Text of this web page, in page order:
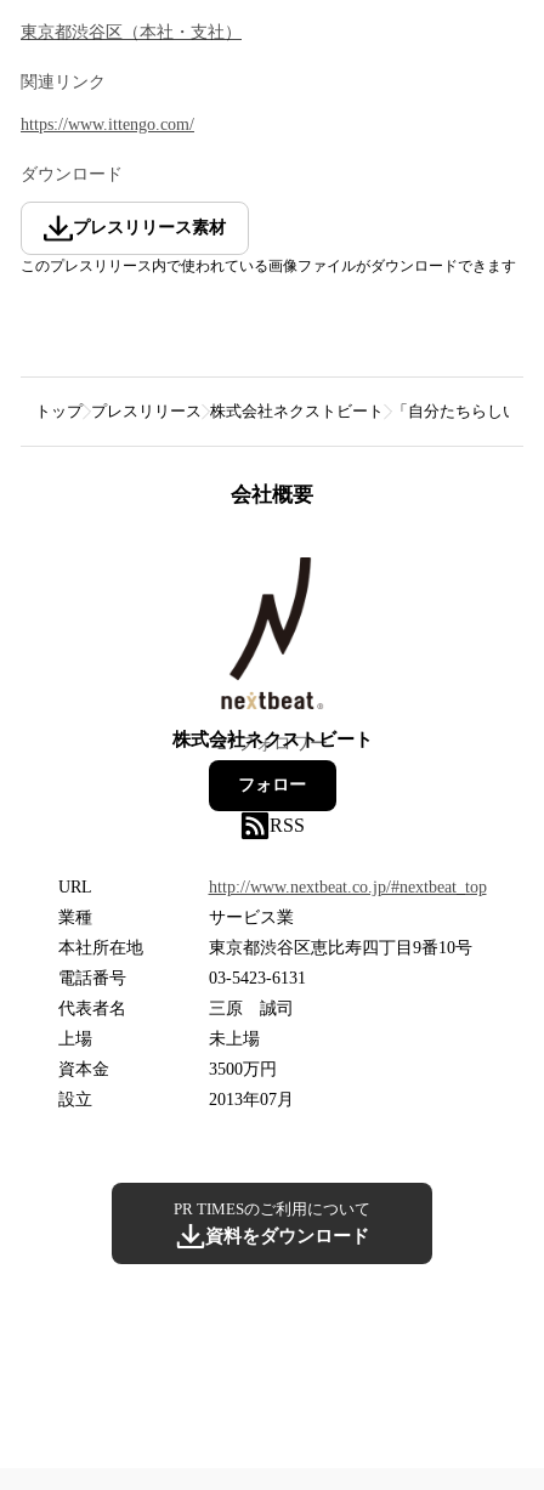
東京都渋谷区 （本社・支社 ）
関連リンク
https://www.ittengo.com/
ダウンロード
プレスリリース素材
このプレスリリース内で使われている画像ファイルがダウンロードできます
トップ プレスリリース 株式会社ネクストビート 「自分たちらしい
会社概要
株式会社ネクストビート
27フォロワー
フォロー
RSS
URL
http://www.nextbeat.co.jp/#nextbeat_top
業種
サービス業
本社所在地
東京都渋谷区恵比寿四丁目9番10号
電話番号
03-5423-6131
代表者名
三原 誠司
上場
未上場
資本金
3500万円
設立
2013年07月
PR TIMESのご利用について
資料をダウンロード